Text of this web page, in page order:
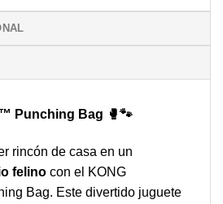
Punching Bag 🥊🐾
rincón de casa en un
felino con el KONG
Bag. Este divertido juguete